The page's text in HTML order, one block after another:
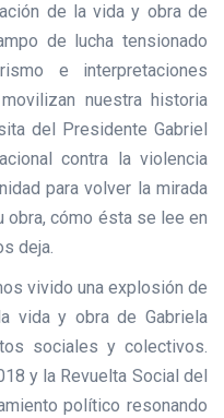
de la vida y obra de
de lucha tensionado
e interpretaciones
nuestra historia
del Presidente Gabriel
contra la violencia
para volver la mirada
obra, cómo ésta se lee en
deja.
vivido una explosión de
vida y obra de Gabriela
sociales y colectivos.
y la Revuelta Social del
político resonando